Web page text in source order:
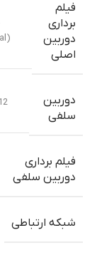
فیلم
برداری
دوربین
اصلی
دوربین
سلفی
فیلم برداری
دوربین سلفی
شبکه ارتباطی